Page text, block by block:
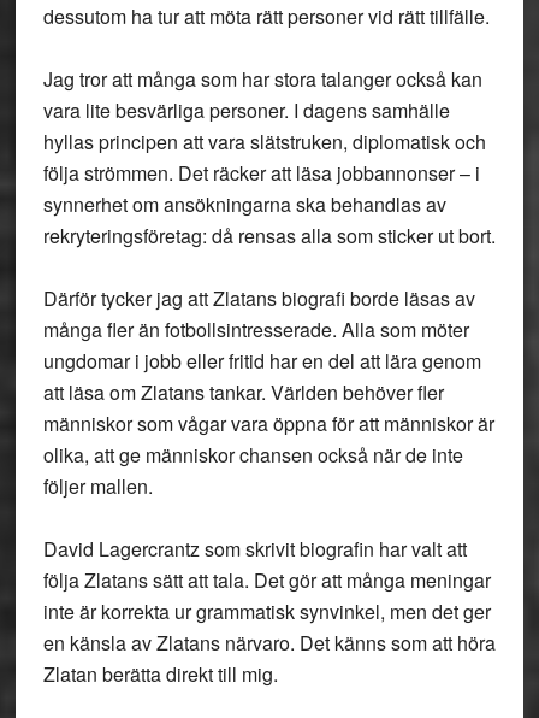
dessutom ha tur att möta rätt personer vid rätt tillfälle.
Jag tror att många som har stora talanger också kan
vara lite besvärliga personer. I dagens samhälle
hyllas principen att vara slätstruken, diplomatisk och
följa strömmen. Det räcker att läsa jobbannonser – i
synnerhet om ansökningarna ska behandlas av
rekryteringsföretag: då rensas alla som sticker ut bort.
Därför tycker jag att Zlatans biografi borde läsas av
många fler än fotbollsintresserade. Alla som möter
ungdomar i jobb eller fritid har en del att lära genom
att läsa om Zlatans tankar. Världen behöver fler
människor som vågar vara öppna för att människor är
olika, att ge människor chansen också när de inte
följer mallen.
David Lagercrantz som skrivit biografin har valt att
följa Zlatans sätt att tala. Det gör att många meningar
inte är korrekta ur grammatisk synvinkel, men det ger
en känsla av Zlatans närvaro. Det känns som att höra
Zlatan berätta direkt till mig.